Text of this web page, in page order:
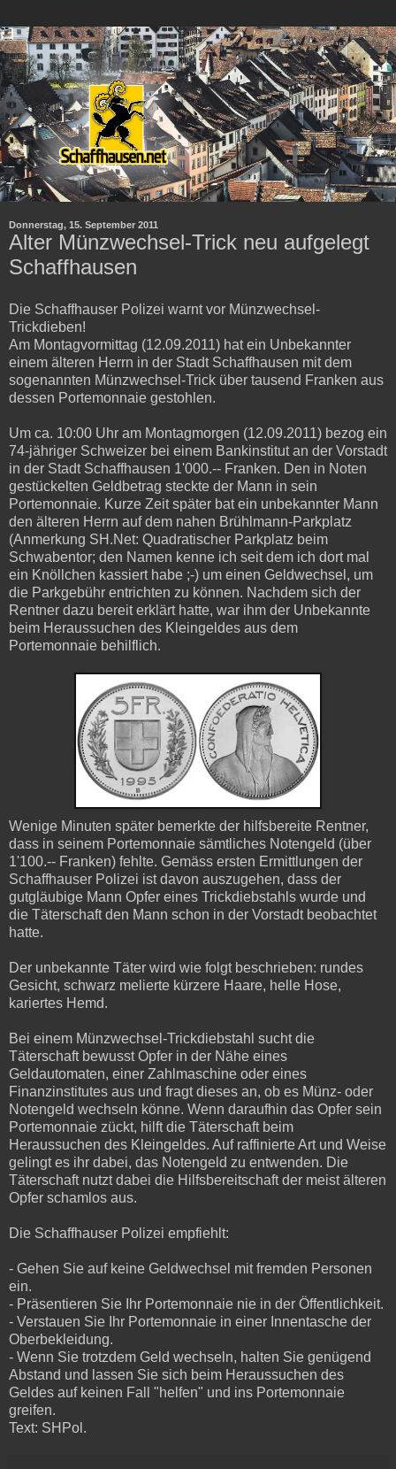
Donnerstag, 15. September 2011
Alter Münzwechsel-Trick neu aufgelegt
Schaffhausen
Die Schaffhauser Polizei warnt vor Münzwechsel-
Trickdieben!
Am Montagvormittag (12.09.2011) hat ein Unbekannter
einem älteren Herrn in der Stadt Schaffhausen mit dem
sogenannten Münzwechsel-Trick über tausend Franken aus
dessen Portemonnaie gestohlen.
Um ca. 10:00 Uhr am Montagmorgen (12.09.2011) bezog ein
74-jähriger Schweizer bei einem Bankinstitut an der Vorstadt
in der Stadt Schaffhausen 1'000.-- Franken. Den in Noten
gestückelten Geldbetrag steckte der Mann in sein
Portemonnaie. Kurze Zeit später bat ein unbekannter Mann
den älteren Herrn auf dem nahen Brühlmann-Parkplatz
(Anmerkung SH.Net: Quadratischer Parkplatz beim
Schwabentor; den Namen kenne ich seit dem ich dort mal
ein Knöllchen kassiert habe ;-) um einen Geldwechsel, um
die Parkgebühr entrichten zu können. Nachdem sich der
Rentner dazu bereit erklärt hatte, war ihm der Unbekannte
beim Heraussuchen des Kleingeldes aus dem
Portemonnaie behilflich.
Wenige Minuten später bemerkte der hilfsbereite Rentner,
dass in seinem Portemonnaie sämtliches Notengeld (über
1'100.-- Franken) fehlte. Gemäss ersten Ermittlungen der
Schaffhauser Polizei ist davon auszugehen, dass der
gutgläubige Mann Opfer eines Trickdiebstahls wurde und
die Täterschaft den Mann schon in der Vorstadt beobachtet
hatte.
Der unbekannte Täter wird wie folgt beschrieben: rundes
Gesicht, schwarz melierte kürzere Haare, helle Hose,
kariertes Hemd.
Bei einem Münzwechsel-Trickdiebstahl sucht die
Täterschaft bewusst Opfer in der Nähe eines
Geldautomaten, einer Zahlmaschine oder eines
Finanzinstitutes aus und fragt dieses an, ob es Münz- oder
Notengeld wechseln könne. Wenn daraufhin das Opfer sein
Portemonnaie zückt, hilft die Täterschaft beim
Heraussuchen des Kleingeldes. Auf raffinierte Art und Weise
gelingt es ihr dabei, das Notengeld zu entwenden. Die
Täterschaft nutzt dabei die Hilfsbereitschaft der meist älteren
Opfer schamlos aus.
Die Schaffhauser Polizei empfiehlt:
- Gehen Sie auf keine Geldwechsel mit fremden Personen
ein.
- Präsentieren Sie Ihr Portemonnaie nie in der Öffentlichkeit.
- Verstauen Sie Ihr Portemonnaie in einer Innentasche der
Oberbekleidung.
- Wenn Sie trotzdem Geld wechseln, halten Sie genügend
Abstand und lassen Sie sich beim Heraussuchen des
Geldes auf keinen Fall "helfen" und ins Portemonnaie
greifen.
Text: SHPol.